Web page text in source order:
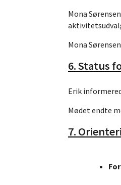
Mona
Mona
6. Status
Erik
Mødet endte
7.